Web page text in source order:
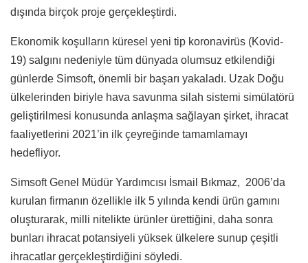
dışında birçok proje gerçekleştirdi.
Ekonomik koşulların küresel yeni tip koronavirüs (Kovid-
19) salgını nedeniyle tüm dünyada olumsuz etkilendiği
günlerde Simsoft, önemli bir başarı yakaladı. Uzak Doğu
ülkelerinden biriyle hava savunma silah sistemi simülatörü
geliştirilmesi konusunda anlaşma sağlayan şirket, ihracat
faaliyetlerini 2021’in ilk çeyreğinde tamamlamayı
hedefliyor.
Simsoft Genel Müdür Yardımcısı İsmail Bıkmaz, 2006’da
kurulan firmanın özellikle ilk 5 yılında kendi ürün gamını
oluşturarak, milli nitelikte ürünler ürettiğini, daha sonra
bunları ihracat potansiyeli yüksek ülkelere sunup çeşitli
ihracatlar gerçekleştirdiğini söyledi.